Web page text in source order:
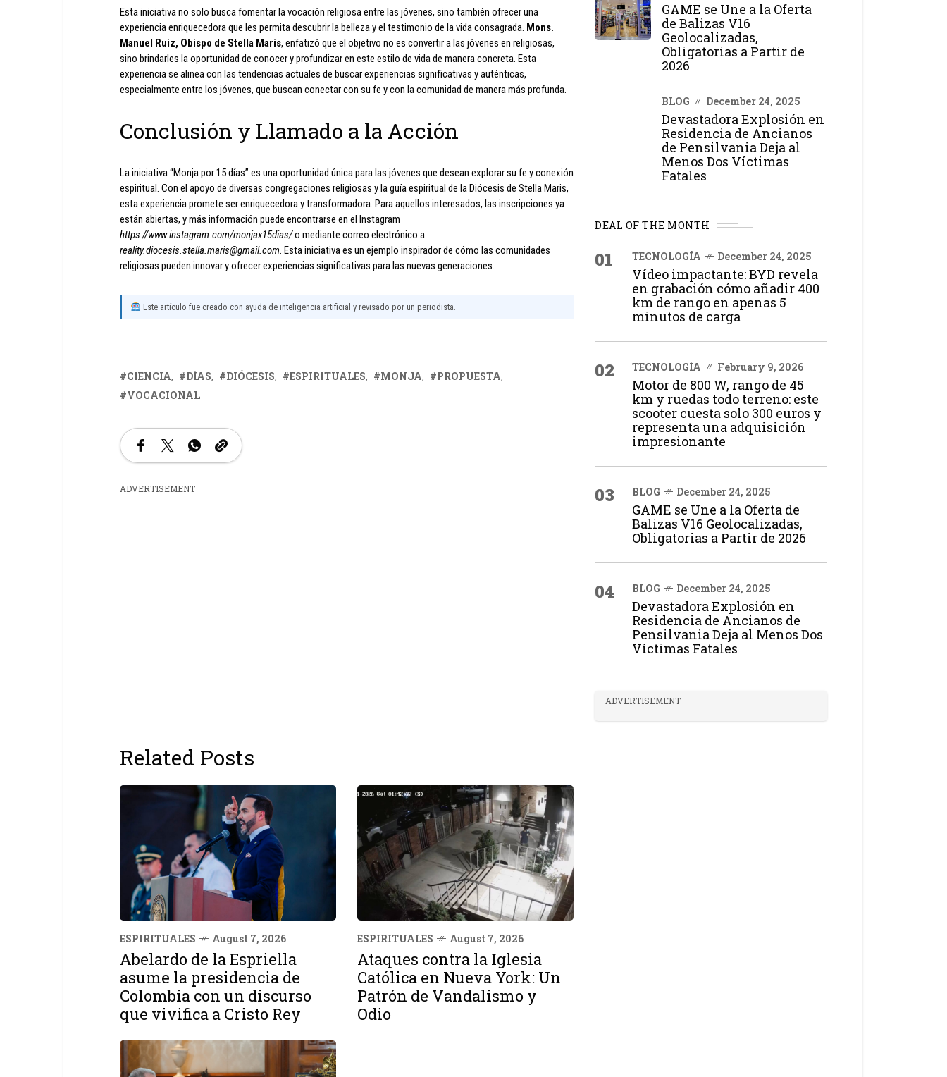
Esta iniciativa no solo busca fomentar la vocación religiosa entre las jóvenes, sino también ofrecer una
experiencia enriquecedora que les permita descubrir la belleza y el testimonio de la vida consagrada. Mons.
Manuel Ruiz, Obispo de Stella Maris, enfatizó que el objetivo no es convertir a las jóvenes en religiosas,
sino brindarles la oportunidad de conocer y profundizar en este estilo de vida de manera concreta. Esta
experiencia se alinea con las tendencias actuales de buscar experiencias significativas y auténticas,
especialmente entre los jóvenes, que buscan conectar con su fe y con la comunidad de manera más profunda.
Conclusión y Llamado a la Acción
La iniciativa “Monja por 15 días” es una oportunidad única para las jóvenes que desean explorar su fe y conexión
espiritual. Con el apoyo de diversas congregaciones religiosas y la guía espiritual de la Diócesis de Stella Maris,
esta experiencia promete ser enriquecedora y transformadora. Para aquellos interesados, las inscripciones ya
están abiertas, y más información puede encontrarse en el Instagram
https://www.instagram.com/monjax15dias/o mediante correo electrónico a
reality.diocesis.stella.maris@gmail.com. Esta iniciativa es un ejemplo inspirador de cómo las comunidades
religiosas pueden innovar y ofrecer experiencias significativas para las nuevas generaciones.
Este artículo fue creado con ayuda de inteligencia artificial y revisado por un periodista.
CIENCIA DÍAS DIÓCESIS ESPIRITUALES MONJA
PROPUESTA
VOCACIONAL
ADVERTISEMENT
Related Posts
ESPIRITUALES August 7, 2026
Abelardo de la Espriella
asume la presidencia de
Colombia con un discurso
que vivifica a Cristo Rey
ESPIRITUALES August 7, 2026
Ataques contra la Iglesia
Católica en Nueva York: Un
Patrón de Vandalismo y
Odio
GAME se Une a la Oferta
de Balizas V16
Geolocalizadas,
Obligatorias a Partir de
2026
BLOG December 24, 2025
Devastadora Explosión en
Residencia de Ancianos
de Pensilvania Deja al
Menos Dos Víctimas
Fatales
DEAL OF THE MONTH
01 TECNOLOGÍA December 24, 2025
Vídeo impactante: BYD revela
en grabación cómo añadir 400
km de rango en apenas 5
minutos de carga
02 TECNOLOGÍA February 9, 2026
Motor de 800 W, rango de 45
km y ruedas todo terreno: este
scooter cuesta solo 300 euros y
representa una adquisición
impresionante
03 BLOG December 24, 2025
GAME se Une a la Oferta de
Balizas V16 Geolocalizadas,
Obligatorias a Partir de 2026
04 BLOG December 24, 2025
Devastadora Explosión en
Residencia de Ancianos de
Pensilvania Deja al Menos Dos
Víctimas Fatales
ADVERTISEMENT